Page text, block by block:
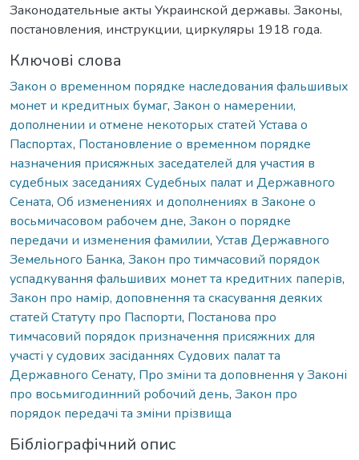
Законодательные акты Украинской державы. Законы,
постановления, инструкции, циркуляры 1918 года.
Ключові слова
Закон о временном порядке наследования фальшивых
монет и кредитных бумаг, Закон о намерении,
дополнении и отмене некоторых статей Устава о
Паспортах, Постановление о временном порядке
назначения присяжных заседателей для участия в
судебных заседаниях Судебных палат и Державного
Сената, Об изменениях и дополнениях в Законе о
восьмичасовом рабочем дне, Закон о порядке
передачи и изменения фамилии, Устав Державного
Земельного Банка, Закон про тимчасовий порядок
успадкування фальшивих монет та кредитних паперів,
Закон про намір, доповнення та скасування деяких
статей Статуту про Паспорти, Постанова про
тимчасовий порядок призначення присяжних для
участі у судових засіданнях Судових палат та
Державного Сенату, Про зміни та доповнення у Законі
про восьмигодинний робочий день, Закон про
порядок передачі та зміни прізвища
Бібліографічний опис